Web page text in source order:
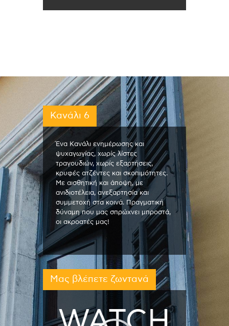
Κανάλι 6
Ένα Κανάλι ενημέρωσης και
ψυχαγωγίας, χωρίς λίστες
τραγουδιών, χωρίς εξαρτήσεις,
κρυφές ατζέντες και σκοπιμότητες.
Με αισθητική και άποψη, με
ανιδιοτέλεια, ανεξαρτησία και
συμμετοχή στα κοινά. Πραγματική
δύναμη που μας σπρώχνει μπροστά,
οι ακροατές μας!
Μας βλέπετε ζωντανά